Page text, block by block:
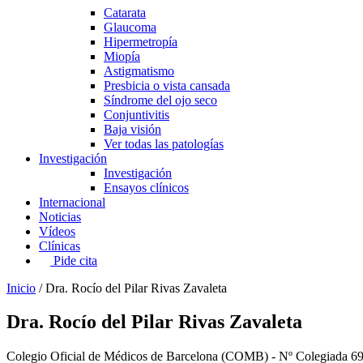
Catarata
Glaucoma
Hipermetropía
Miopía
Astigmatismo
Presbicia o vista cansada
Síndrome del ojo seco
Conjuntivitis
Baja visión
Ver todas las patologías
Investigación
Investigación
Ensayos clínicos
Internacional
Noticias
Vídeos
Clínicas
Pide cita
Inicio /Dra. Rocío del Pilar Rivas Zavaleta
Dra. Rocío del Pilar Rivas Zavaleta
Colegio Oficial de Médicos de Barcelona (COMB) - Nº Colegiada